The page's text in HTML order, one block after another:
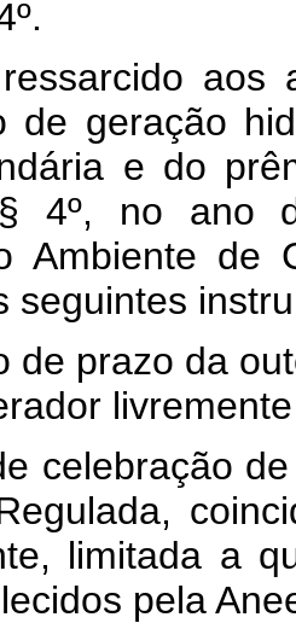
aos
de geração
e do
4º, no ano
Ambiente de
seguintes
de prazo da
celebração
limitada a
pela